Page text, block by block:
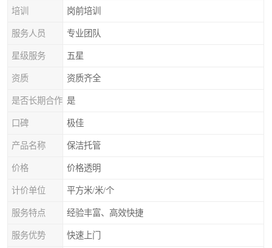
培训 岗前培训
服务人员 专业团队
星级服务 五星
资质 资质齐全
是否长期合作 是
口碑 极佳
产品名称 保洁托管
价格 价格透明
计价单位 平方米/米/个
服务特点 经验丰富、高效快捷
服务优势 快速上门